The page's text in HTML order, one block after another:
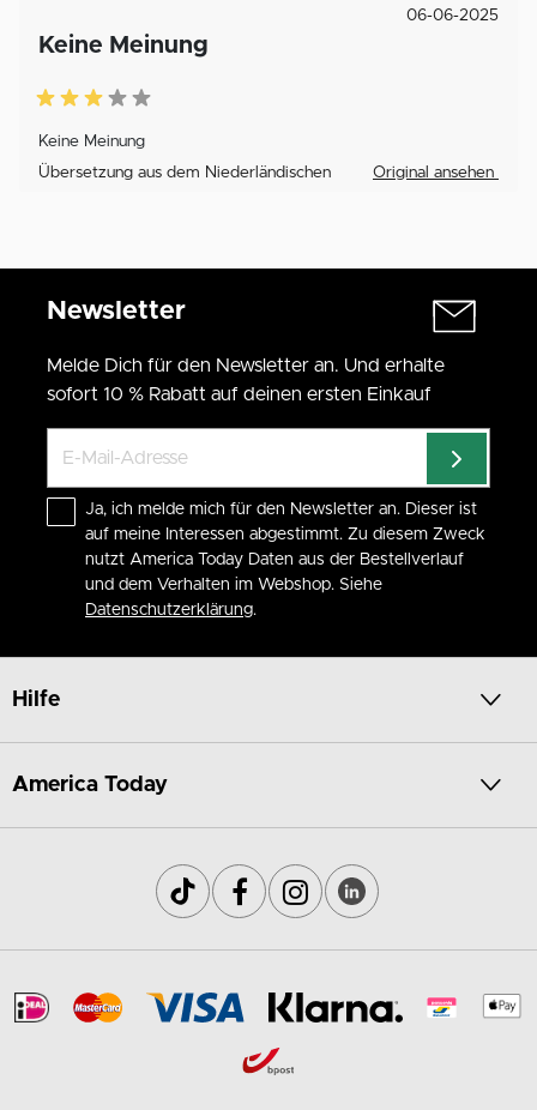
Keine Meinung
Keine Meinung
06-06-2025
Übersetzung aus dem Niederländischen Original ansehen
Newsletter
Melde Dich für den Newsletter an. Und erhalte
sofort 10 % Rabatt auf deinen ersten Einkauf
Ja, ich melde mich für den Newsletter an. Dieser ist
auf meine Interessen abgestimmt. Zu diesem Zweck
nutzt America Today Daten aus der Bestellverlauf
und dem Verhalten im Webshop. Siehe
Datenschutzerklärung.
Hilfe
America Today